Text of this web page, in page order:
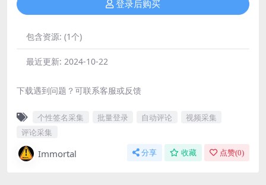
登录后购买
包含资源: (1个)
最近更新: 2024-10-22
下载遇到问题？可联系客服或反馈
个性签名采集 批量登录 自动评论
视频采集
评论采集
Immortal 分享 收藏 点赞(0)